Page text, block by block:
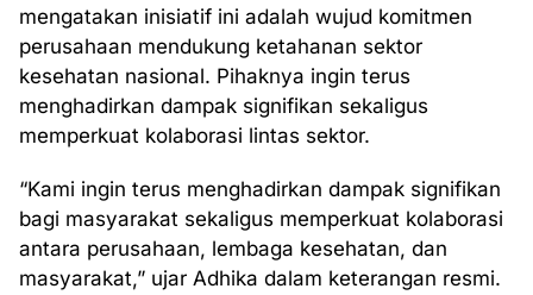
mengatakan inisiatif ini adalah wujud komitmen
perusahaan mendukung ketahanan sektor
kesehatan nasional. Pihaknya ingin terus
menghadirkan dampak signifikan sekaligus
memperkuat kolaborasi lintas sektor.
“Kami ingin terus menghadirkan dampak signifikan
bagi masyarakat sekaligus memperkuat kolaborasi
antara perusahaan, lembaga kesehatan, dan
masyarakat,” ujar Adhika dalam keterangan resmi.